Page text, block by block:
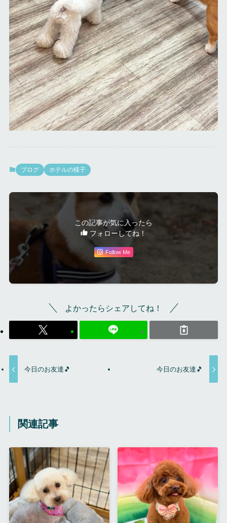
ブログ ホテルの様子
この記事が気に入ったら
フォローしてね！
Follow Me
よかったらシェアしてね！
今日のお友達🎵 今日のお友達🎵
関連記事